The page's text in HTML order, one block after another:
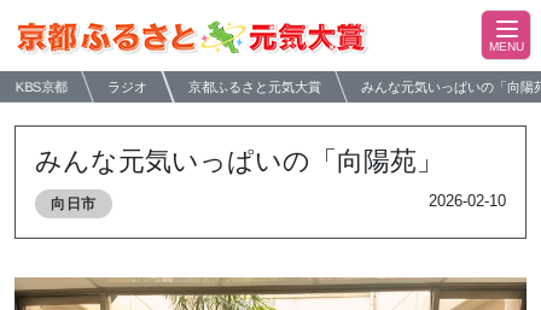
KBS京都 ラジオ 京都ふるさと元気大賞 みんな元気いっぱいの「向陽
みんな元気いっぱいの「向陽苑」
向日市 2026-02-10